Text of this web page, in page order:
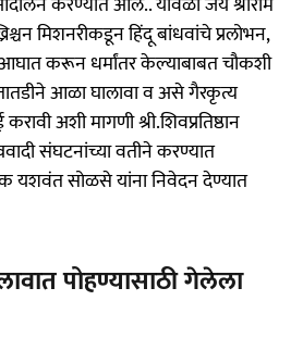
मिशनरीकडून हिंदू बांधवांचे प्रलोभन,
आघात करून धर्मांतर केल्याबाबत चौकशी
तातडीने आळा घालावा व असे गैरकृत्य
अशी मागणी श्री.शिवप्रतिष्ठान
संघटनांच्या वतीने करण्यात
यशवंत सोळसे यांना निवेदन देण्यात
पोहण्यासाठी गेलेला